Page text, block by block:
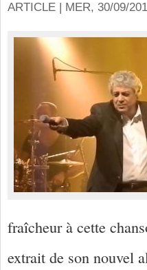
ARTICLE | MER, 30/09/
fraîcheur à cette
extrait de son nouvel